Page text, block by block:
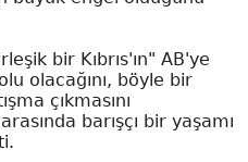
bir Kıbrıs'ın" AB'ye
olacağını, böyle bir
çıkmasını
barışçı bir yaşamı